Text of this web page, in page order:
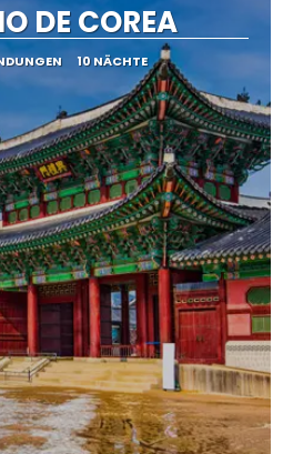
DE COREA
10 NÄCHTE